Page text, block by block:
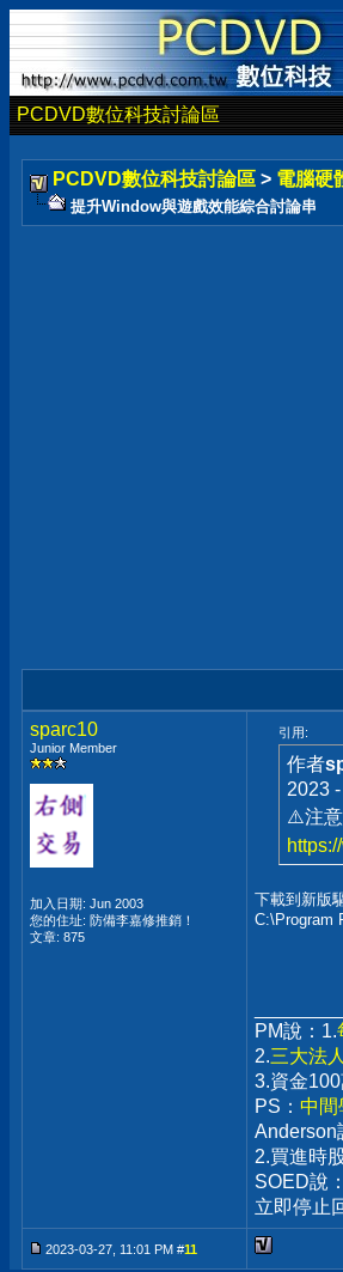
PCDVD數位科技討論區
PCDVD數位科技討論區 > 電腦硬
提升Window與遊戲效能綜合討論串
sparc10
Junior Member
加入日期: Jun 2003
您的住址: 防備李嘉修推銷！
文章: 875
引用:
作者
2023
⚠️注意
下載到新版
C:\Program
PM說：1.
2.三大法
3.資金
PS： 中間
Anderson
2.買進時
SOED說：
立即停止
2023-03-27, 11:01 PM #11